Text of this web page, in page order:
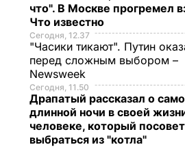
что". В Москве прогремел
Что известно
Сегодня, 12.37
"Часики тикают". Путин
перед сложным выбором –
Newsweek
Сегодня, 11.50
Драпатый рассказал о
длинной ночи в своей
человеке, который
выбраться из "котла"